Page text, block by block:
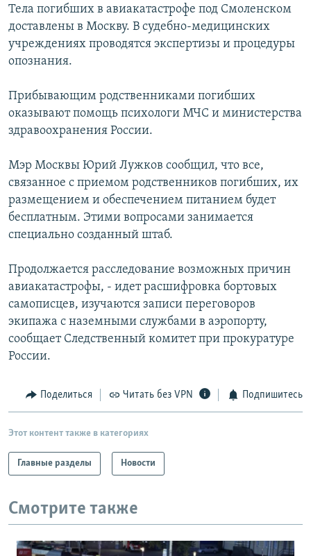
поиску
СЕВЕР.РЕАЛИИ
СИБИРЬ.РЕАЛИИ
РАСПИСАНИЕ ВЕЩАНИЯ
ПОДПИШИТЕСЬ НА РАССЫЛКУ
Все сайты РСЕ/РС
Тела погибших в авиакатастрофе под Смоленском
доставлены в Москву. В судебно-медицинских
учреждениях проводятся экспертизы и процедуры
опознания.
Прибывающим родственниками погибших
оказывают помощь психологи МЧС и министерства
здравоохранения России.
Мэр Москвы Юрий Лужков сообщил, что все,
связанное с приемом родственников погибших, их
размещением и обеспечением питанием будет
бесплатным. Этими вопросами занимается
специально созданный штаб.
Продолжается расследование возможных причин
авиакатастрофы, - идет расшифровка бортовых
самописцев, изучаются записи переговоров
экипажа с наземными службами в аэропорту,
сообщает Следственный комитет при прокуратуре
России.
Поделиться Читать без VPN Подпишитесь
Этот контент также в категориях
Главные разделы Новости
Смотрите также